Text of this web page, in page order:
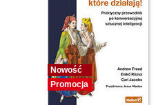
Nowość
Promocja